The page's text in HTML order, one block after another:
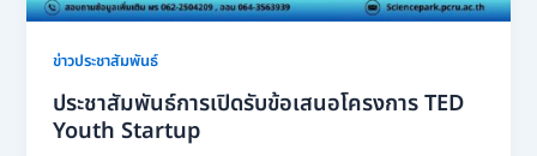
ข่าวประชาสัมพันธ์
ประชาสัมพันธ์การเปิดรับข้อเสนอโครงการ TED
Youth Startup